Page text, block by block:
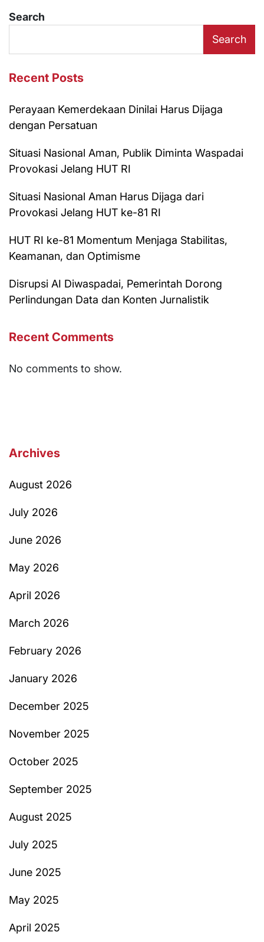
Search
Search
Recent Posts
Perayaan Kemerdekaan Dinilai Harus Dijaga
dengan Persatuan
Situasi Nasional Aman, Publik Diminta Waspadai
Provokasi Jelang HUT RI
Situasi Nasional Aman Harus Dijaga dari
Provokasi Jelang HUT ke-81 RI
HUT RI ke-81 Momentum Menjaga Stabilitas,
Keamanan, dan Optimisme
Disrupsi AI Diwaspadai, Pemerintah Dorong
Perlindungan Data dan Konten Jurnalistik
Recent Comments
No comments to show.
Archives
August 2026
July 2026
June 2026
May 2026
April 2026
March 2026
February 2026
January 2026
December 2025
November 2025
October 2025
September 2025
August 2025
July 2025
June 2025
May 2025
April 2025